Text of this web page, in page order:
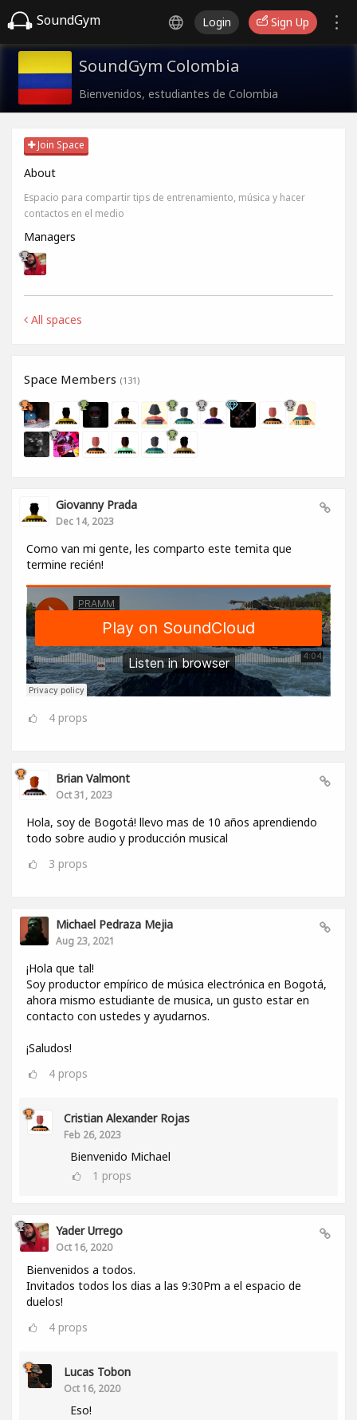
SoundGym Login Sign Up
SoundGym Colombia
Bienvenidos, estudiantes de Colombia
Join Space
About
Espacio para compartir tips de entrenamiento, música y hacer
contactos en el medio
Managers
All spaces
Space Members (131)
Giovanny Prada
Dec 14, 2023
Como van mi gente, les comparto este temita que
termine recién!
4 props
Brian Valmont
Oct 31, 2023
Hola, soy de Bogotá! llevo mas de 10 años aprendiendo
todo sobre audio y producción musical
3 props
Michael Pedraza Mejia
Aug 23, 2021
¡Hola que tal!
Soy productor empírico de música electrónica en Bogotá,
ahora mismo estudiante de musica, un gusto estar en
contacto con ustedes y ayudarnos.
¡Saludos!
4 props
Cristian Alexander Rojas
Feb 26, 2023
Bienvenido Michael
1 props
Yader Urrego
Oct 16, 2020
Bienvenidos a todos.
Invitados todos los dias a las 9:30Pm a el espacio de
duelos!
4 props
Lucas Tobon
Oct 16, 2020
Eso!